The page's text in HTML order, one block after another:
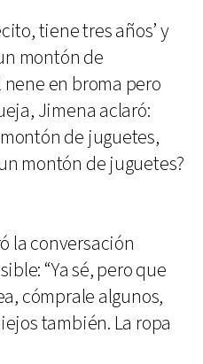
tiene tres años’ y
montón de
en broma pero
Jimena aclaró:
de juguetes,
montón de juguetes?
la conversación
“Ya sé, pero que
cómprale algunos,
también. La ropa